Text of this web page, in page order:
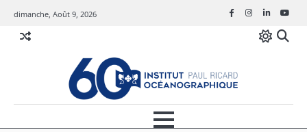
content
dimanche, Août 9, 2026 FacebookInstagram
Linkedin